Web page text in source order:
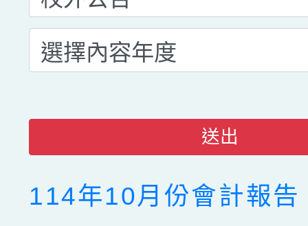
送出
114年10月份會計報告